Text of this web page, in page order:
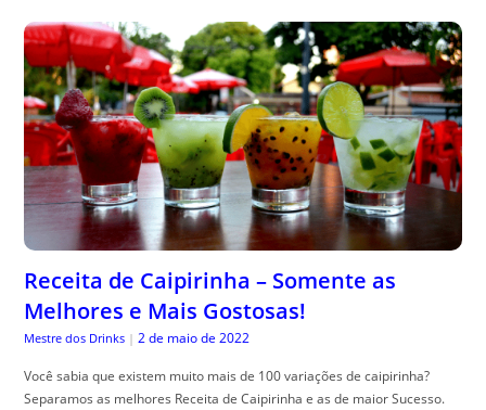
Receita de Caipirinha – Somente as
Melhores e Mais Gostosas!
Mestre dos Drinks | 2 de maio de 2022
Você sabia que existem muito mais de 100 variações de caipirinha?
Separamos as melhores Receita de Caipirinha e as de maior Sucesso.